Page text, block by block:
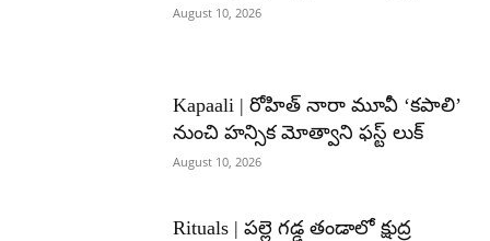
August 10, 2026
Kapaali | రోహిత్ నారా మూవీ ‘కపాలి’
నుంచి హన్సిక మోత్వాని ఫస్ట్ లుక్
August 10, 2026
Rituals | పల్లె గడ్డ తండాలో క్షుద్ర